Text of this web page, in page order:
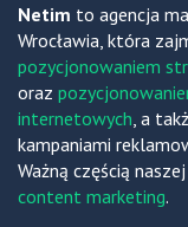
Netim to agencja
Wrocławia, która
pozycjonowaniem
oraz
internetowych , a
kampaniami
Ważną częścią
content marketing.